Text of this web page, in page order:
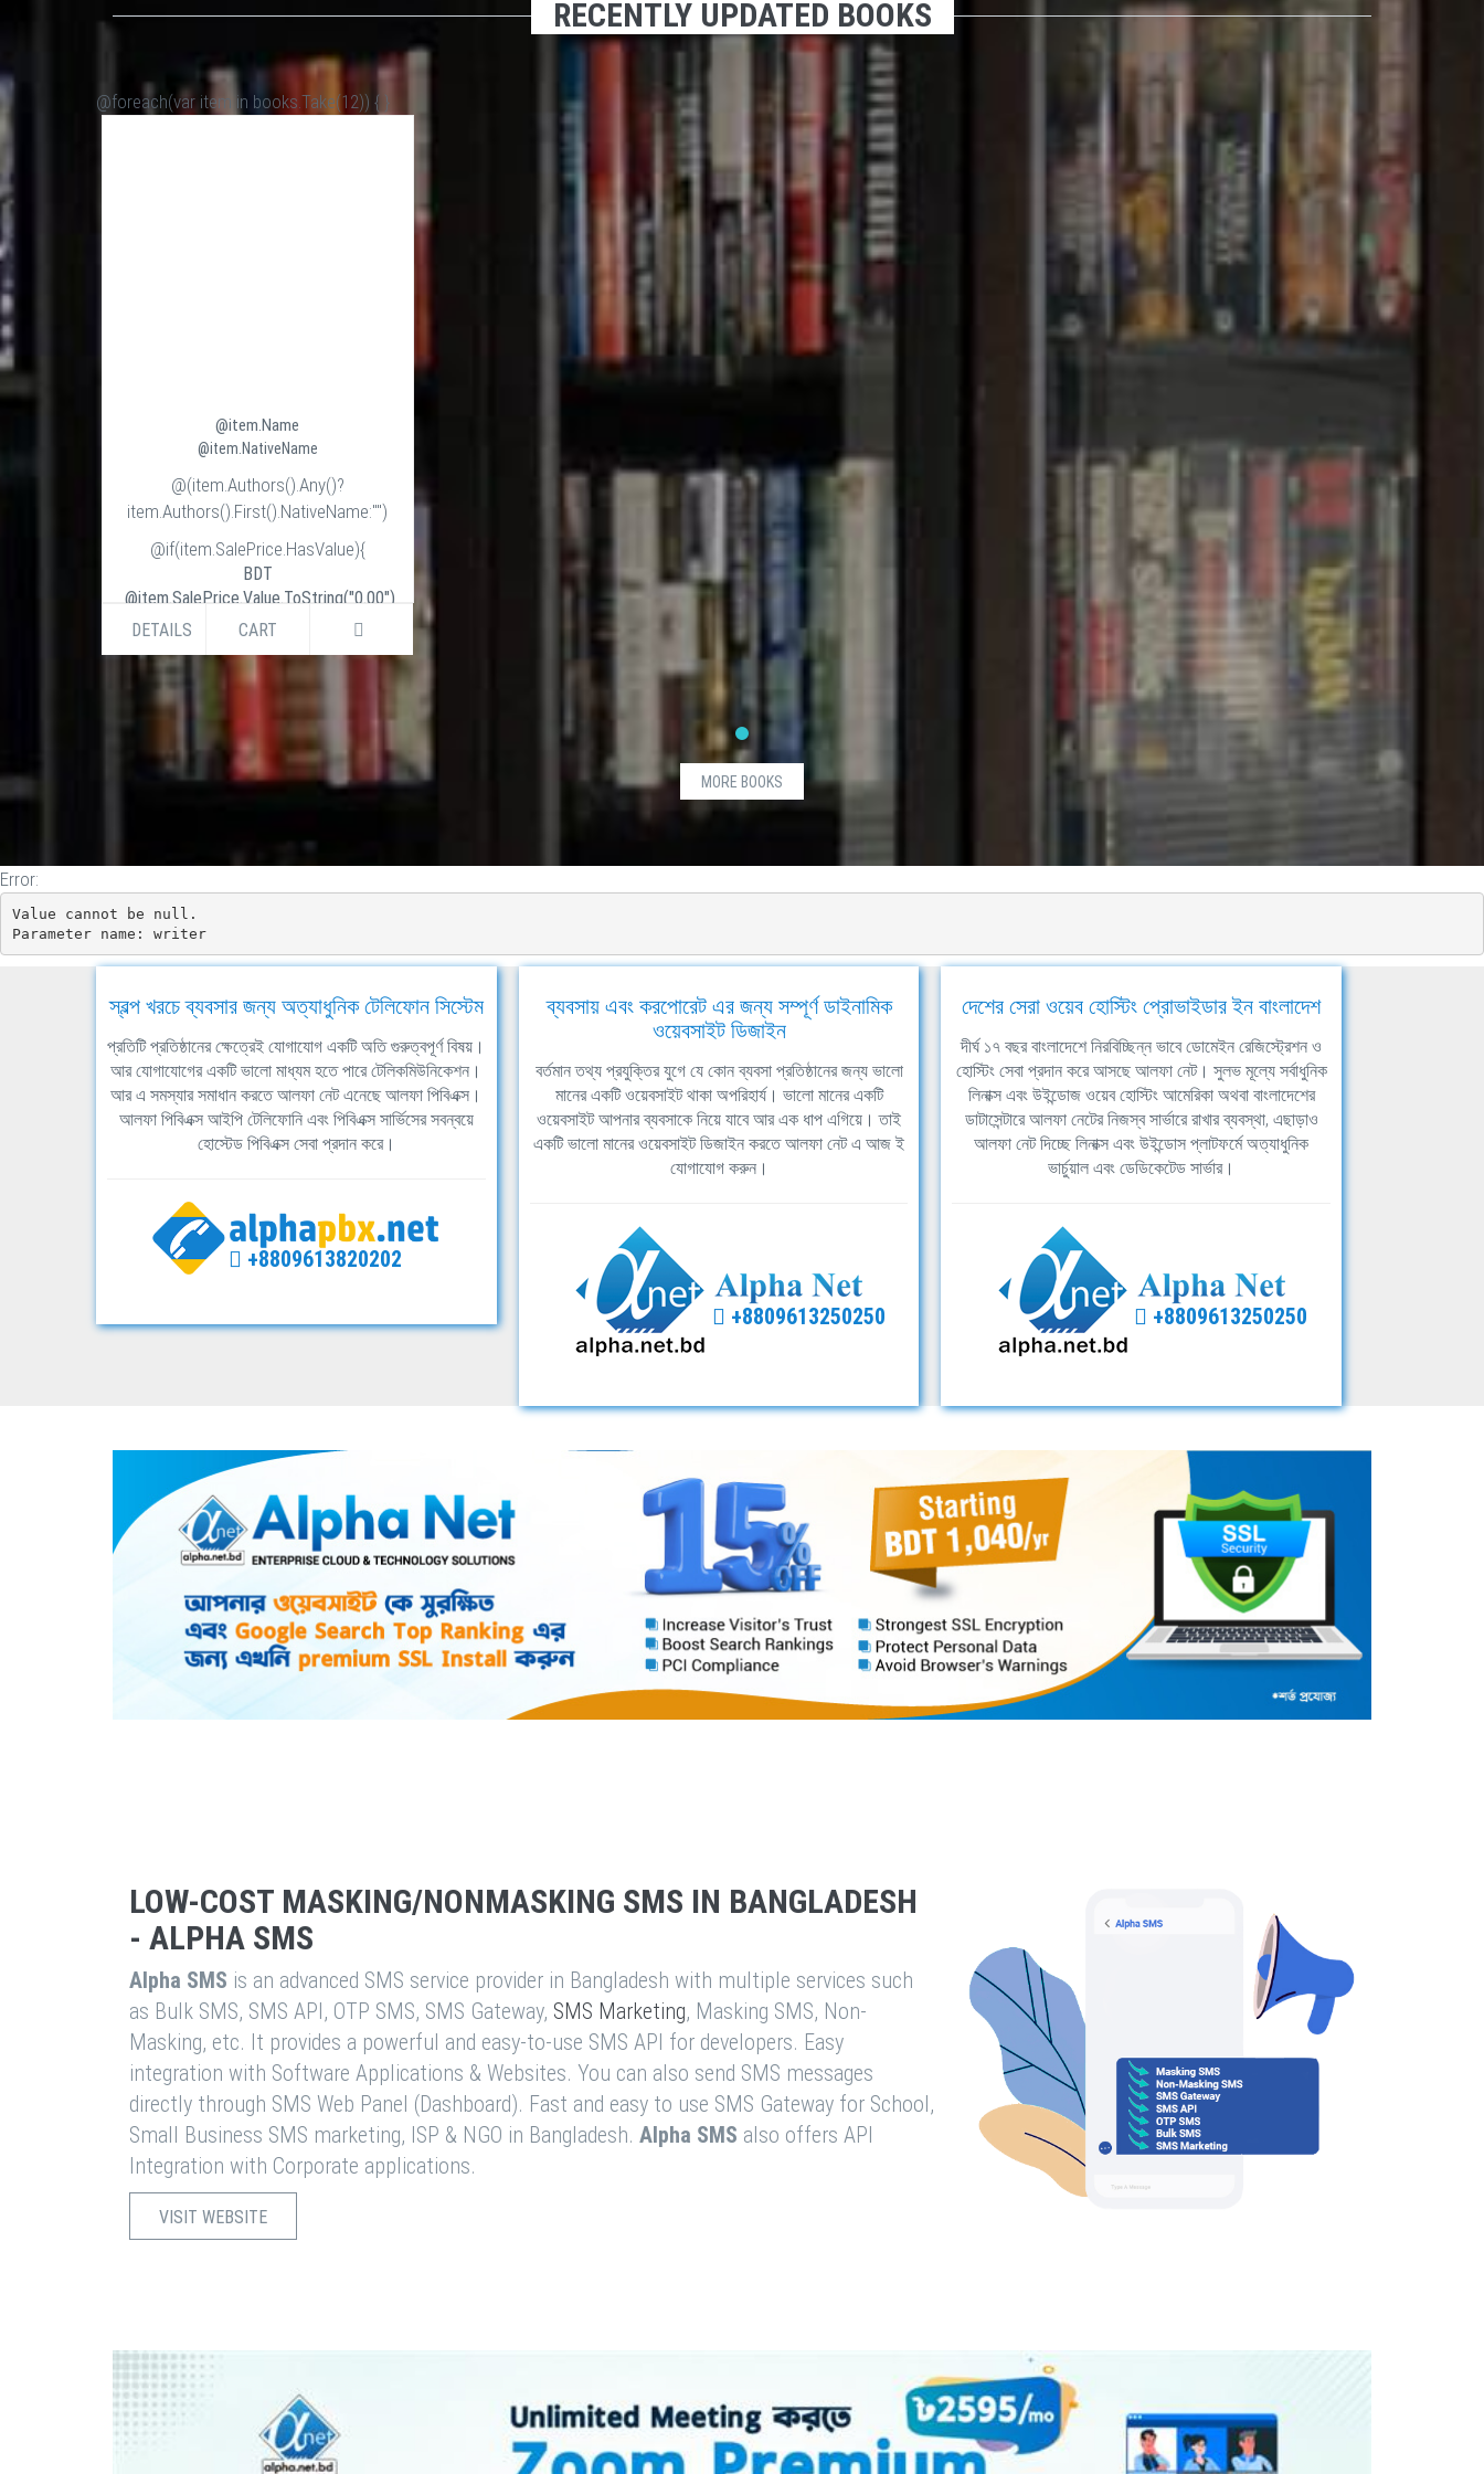
RECENTLY UPDATED BOOKS
@foreach(var item in books.Take(12)) { }
@item.Name
@item.NativeName
@(item.Authors().Any()?
item.Authors().First().NativeName:"")
@if(item.SalePrice.HasValue){
BDT
@item.SalePrice.Value.ToString("0.00")
BDT
}else if (item.ListPrice.HasValue) {
@item.ListPrice.Value.ToString("0.00")
DETAILS CART
MORE BOOKS
Error:
Value cannot be null.
Parameter name: writer
স্বল্প খরচে ব্যবসার জন্য অত্যাধুনিক টেলিফোন সিস্টেম
প্রতিটি প্রতিষ্ঠানের ক্ষেত্রেই যোগাযোগ একটি অতি গুরুত্বপূর্ণ বিষয়।
আর যোগাযোগের একটি ভালো মাধ্যম হতে পারে টেলিকমিউনিকেশন।
আর এ সমস্যার সমাধান করতে আলফা নেট এনেছে আলফা পিবিএক্স।
আলফা পিবিএক্স আইপি টেলিফোনি এবং পিবিএক্স সার্ভিসের সবন্বয়ে
হোস্টেড পিবিএক্স সেবা প্রদান করে।
+8809613820202
ব্যবসায় এবং করপোরেট এর জন্য সম্পূর্ণ ডাইনামিক
ওয়েবসাইট ডিজাইন
বর্তমান তথ্য প্রযুক্তির যুগে যে কোন ব্যবসা প্রতিষ্ঠানের জন্য ভালো
মানের একটি ওয়েবসাইট থাকা অপরিহার্য। ভালো মানের একটি
ওয়েবসাইট আপনার ব্যবসাকে নিয়ে যাবে আর এক ধাপ এগিয়ে। তাই
একটি ভালো মানের ওয়েবসাইট ডিজাইন করতে আলফা নেট এ আজ ই
যোগাযোগ করুন।
+8809613250250
দেশের সেরা ওয়েব হোস্টিং প্রোভাইডার ইন বাংলাদেশ
দীর্ঘ ১৭ বছর বাংলাদেশে নিরবিচ্ছিন্ন ভাবে ডোমেইন রেজিস্ট্রেশন ও
হোস্টিং সেবা প্রদান করে আসছে আলফা নেট। সুলভ মূল্যে সর্বাধুনিক
লিনাক্স এবং উইন্ডোজ ওয়েব হোস্টিং আমেরিকা অথবা বাংলাদেশের
ডাটাসেন্টারে আলফা নেটের নিজস্ব সার্ভারে রাখার ব্যবস্থা, এছাড়াও
আলফা নেট দিচ্ছে লিনাক্স এবং উইন্ডোস প্লাটফর্মে অত্যাধুনিক
ভার্চুয়াল এবং ডেডিকেটেড সার্ভার।
+8809613250250
LOW-COST MASKING/NONMASKING SMS IN BANGLADESH
- ALPHA SMS
Alpha SMS is an advanced SMS service provider in Bangladesh with multiple services such
as Bulk SMS, SMS API, OTP SMS, SMS Gateway, SMS Marketing, Masking SMS, Non-
Masking, etc. It provides a powerful and easy-to-use SMS API for developers. Easy
integration with Software Applications & Websites. You can also send SMS messages
directly through SMS Web Panel (Dashboard). Fast and easy to use SMS Gateway for School,
Small Business SMS marketing, ISP & NGO in Bangladesh. Alpha SMS also offers API
Integration with Corporate applications.
VISIT WEBSITE